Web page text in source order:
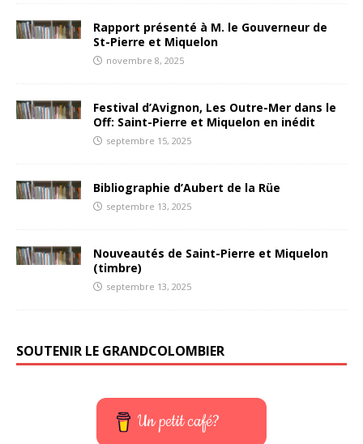
Rapport présenté à M. le Gouverneur de
St-Pierre et Miquelon
novembre 8, 2025
Festival d’Avignon, Les Outre-Mer dans le
Off: Saint-Pierre et Miquelon en inédit
septembre 15, 2025
Bibliographie d’Aubert de la Rüe
septembre 13, 2025
Nouveautés de Saint-Pierre et Miquelon
(timbre)
septembre 13, 2025
SOUTENIR LE GRANDCOLOMBIER
Un petit café?